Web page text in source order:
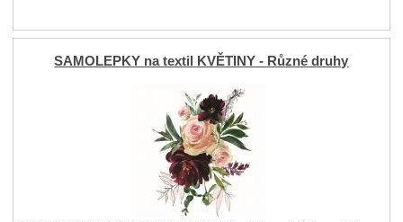
SAMOLEPKY na textil KVĚTINY - Různé druhy